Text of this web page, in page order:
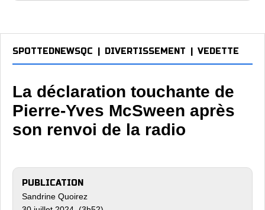
SPOTTEDNEWSQC DIVERTISSEMENT VEDETTE
La déclaration touchante de
Pierre-Yves McSween après
son renvoi de la radio
PUBLICATION
Sandrine Quoirez